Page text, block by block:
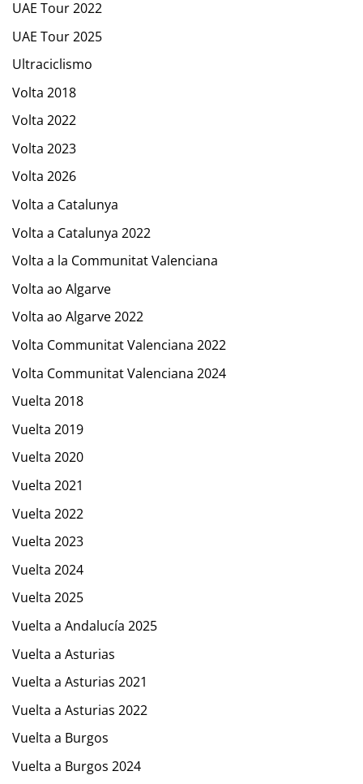
UAE Tour 2022
UAE Tour 2025
Ultraciclismo
Volta 2018
Volta 2022
Volta 2023
Volta 2026
Volta a Catalunya
Volta a Catalunya 2022
Volta a la Communitat Valenciana
Volta ao Algarve
Volta ao Algarve 2022
Volta Communitat Valenciana 2022
Volta Communitat Valenciana 2024
Vuelta 2018
Vuelta 2019
Vuelta 2020
Vuelta 2021
Vuelta 2022
Vuelta 2023
Vuelta 2024
Vuelta 2025
Vuelta a Andalucía 2025
Vuelta a Asturias
Vuelta a Asturias 2021
Vuelta a Asturias 2022
Vuelta a Burgos
Vuelta a Burgos 2024